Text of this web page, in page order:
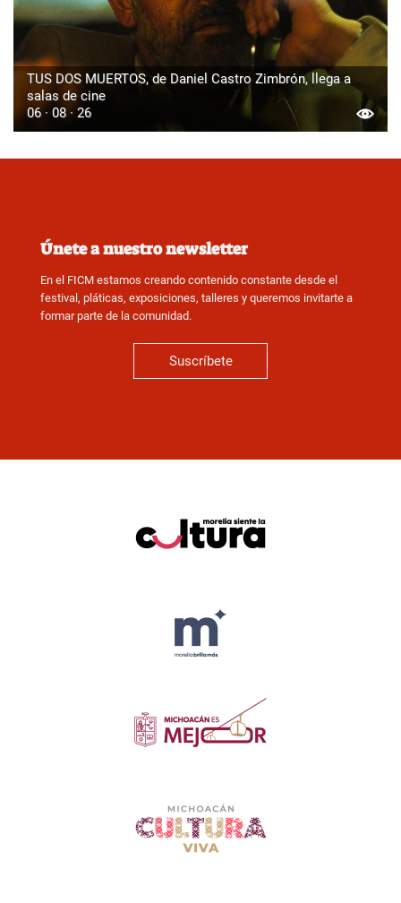
TUS DOS MUERTOS, de Daniel Castro Zimbrón, llega a
salas de cine
06 · 08 · 26
Únete a nuestro newsletter
En el FICM estamos creando contenido constante desde el
festival, pláticas, exposiciones, talleres y queremos invitarte a
formar parte de la comunidad.
Suscríbete